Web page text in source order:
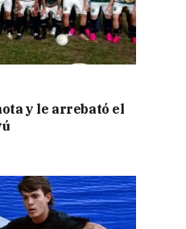
y le arrebató el